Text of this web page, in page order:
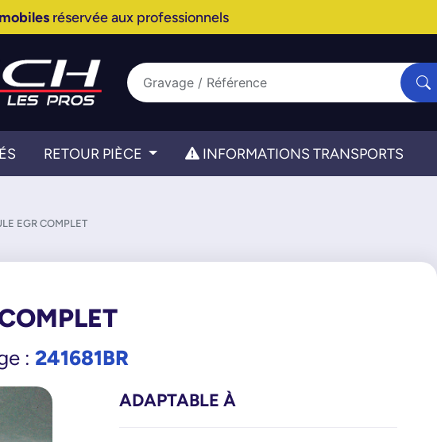
réservée aux professionnels
RETOUR PIÈCE INFORMATIONS TRANSPORTS
EGR COMPLET
: 241681BR
ADAPTABLE À